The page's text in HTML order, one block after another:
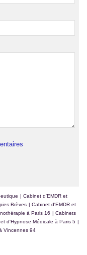
| Cabinet d'EMDR et
Brèves | Cabinet d'EMDR et
à Paris 16 | Cabinets
d'Hypnose Médicale à Paris 5 |
Vincennes 94